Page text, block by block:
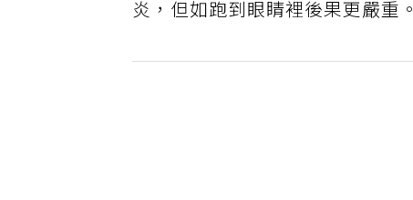
炎，但如跑到眼睛裡後果更嚴重。